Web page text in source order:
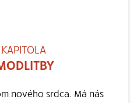
nového srdca. Má nás